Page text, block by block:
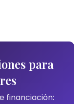
para
financiación: